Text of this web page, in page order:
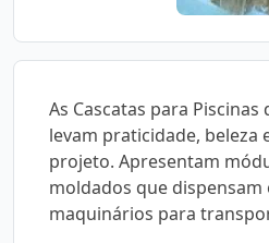
As Cascatas para Piscinas
levam praticidade, beleza
projeto. Apresentam
moldados que dispensam
maquinários para